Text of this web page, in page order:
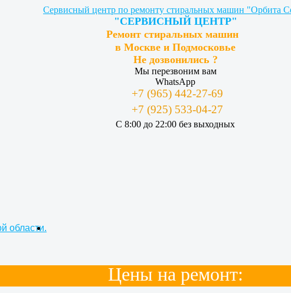
"СЕРВИСНЫЙ ЦЕНТР"
Ремонт стиральных машин
в Москве и Подмосковье
Не дозвонились ?
Мы перезвоним вам
WhatsApp
+7 (965) 442-27-69
+7 (925) 533-04-27
С 8:00 до 22:00 без выходных
области.
Цены на ремонт: